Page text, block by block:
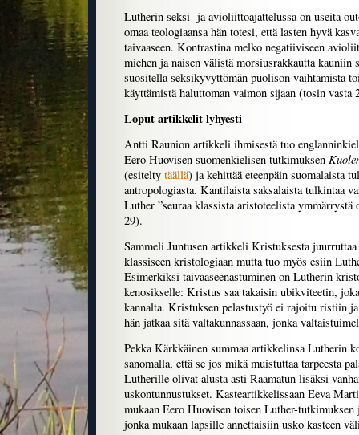
Lutherin seksi- ja avioliittoajattelussa on useita
omaa teologiaansa hän totesi, että lasten hyvä
taivaaseen. Kontrastina melko negatiiviseen
miehen ja naisen välistä morsiusrakkautta kauniin
suositella seksikyvyttömän puolison vaihtamista
käyttämistä haluttoman vaimon sijaan (tosin vasta
Loput artikkelit lyhyesti
Antti Raunion artikkeli ihmisestä tuo
Eero Huovisen suomenkielisen tutkimuksen
(esitelty täällä) ja kehittää eteenpäin suomalaista
antropologiasta. Kantilaista saksalaista tulkintaa
Luther ”seuraa klassista aristoteelista ymmärrystä
29).
Sammeli Juntusen artikkeli Kristuksesta
klassiseen kristologiaan mutta tuo myös esiin
Esimerkiksi taivaaseenastuminen on Lutherin
kenosikselle: Kristus saa takaisin ubikviteetin,
kannalta. Kristuksen pelastustyö ei rajoitu ristiin
hän jatkaa sitä valtakunnassaan, jonka
Pekka Kärkkäinen summaa artikkelinsa Lutherin
sanomalla, että se jos mikä muistuttaa tarpeesta
Lutherille olivat alusta asti Raamatun lisäksi
uskontunnustukset. Kasteartikkelissaan Eeva
mukaan Eero Huovisen toisen Luther-
jonka mukaan lapsille annettaisiin usko kasteen